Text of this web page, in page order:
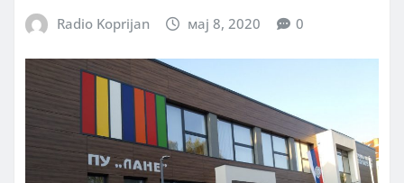
Radio Koprijan мај 8, 2020 0